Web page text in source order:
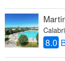
8.0